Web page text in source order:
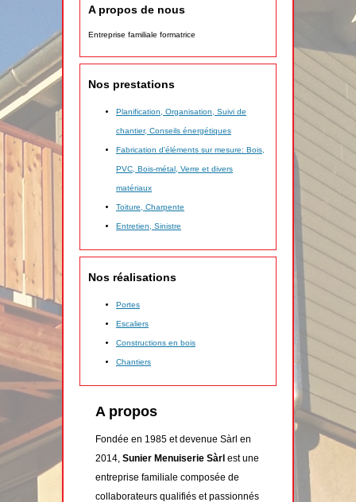
A propos de nous
Entreprise familiale formatrice
Nos prestations
Planification, Organisation, Suivi de
chantier, Conseils énergétiques
Fabrication d'éléments sur mesure: Bois,
PVC, Bois-métal, Verre et divers
matériaux
Toiture, Charpente
Entretien, Sinistre
Nos réalisations
Portes
Escaliers
Constructions en bois
Chantiers
A propos
Fondée en 1985 et devenue Sàrl en
2014, Sunier Menuiserie Sàrl est une
entreprise familiale composée de
collaborateurs qualifiés et passionnés